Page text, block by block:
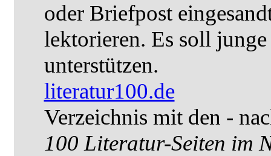
oder Briefpost
lektorieren. Es soll
unterstützen.
literatur100.de
Verzeichnis mit den -
100 Literatur-Seiten im